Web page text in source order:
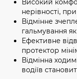
Високий
нерівності,
Відмінне
гальмування
Ефективне
протектор
Відмінна
водіїв